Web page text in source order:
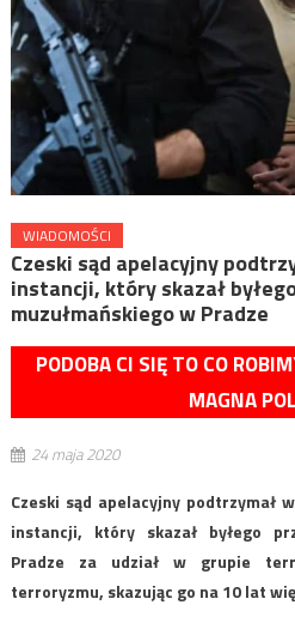
WIADOMOŚCI
Czeski sąd apelacyjny
instancji, który skazał
muzułmańskiego w Pradze
PODOBA CI SIĘ TO CO
MAGNA
24 maja 2020
Czeski sąd apelacyjny podtrzymał
instancji, który skazał byłego
Pradze za udział w grupie
terroryzmu, skazując go na 10 lat